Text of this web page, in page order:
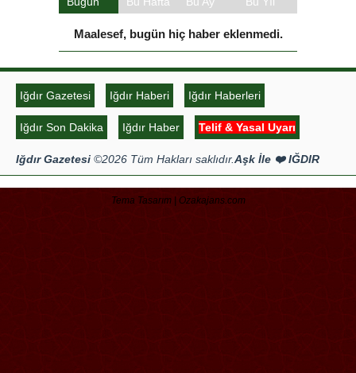
Kuşadası’nda “Dünya Hâlâ Çiçek
buluşuyor
Bugün Bu Hafta Bu Ay Bu Yıl
Maalesef, bugün hiç haber eklenmedi.
Iğdır Haberi Iğdır Haberleri